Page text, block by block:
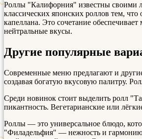
Роллы "Калифорния" известны своими
классических японских роллов тем,
капеллана. Это сочетание
нейтральные вкусы.
Другие популярные
Современные меню предлагают и
создавая богатую вкусовую палитру.
Среди новинок стоит выделить ролл
пикантность. Вегетарианские или
Роллы — это универсальное блюдо,
"Филадельфия" — нежность и